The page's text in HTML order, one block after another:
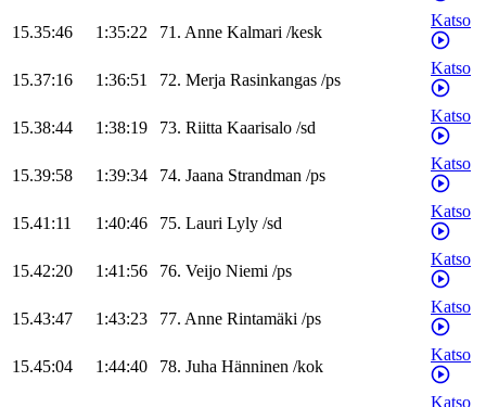
15.35:46 1:35:22 71. Anne Kalmari /kesk
Katso
15.37:16 1:36:51 72. Merja Rasinkangas /ps
Katso
15.38:44 1:38:19 73. Riitta Kaarisalo /sd
Katso
15.39:58 1:39:34 74. Jaana Strandman /ps
Katso
15.41:11 1:40:46 75. Lauri Lyly /sd
Katso
15.42:20 1:41:56 76. Veijo Niemi /ps
Katso
15.43:47 1:43:23 77. Anne Rintamäki /ps
Katso
15.45:04 1:44:40 78. Juha Hänninen /kok
Katso
Katso